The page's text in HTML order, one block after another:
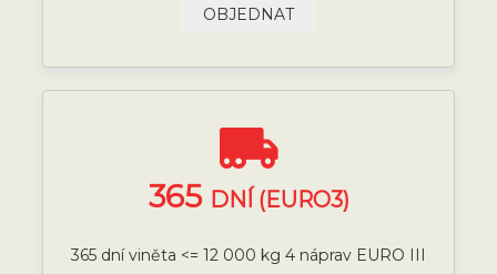
OBJEDNAT
365 DNÍ (EURO3)
365 dní viněta <= 12 000 kg 4 náprav EURO III